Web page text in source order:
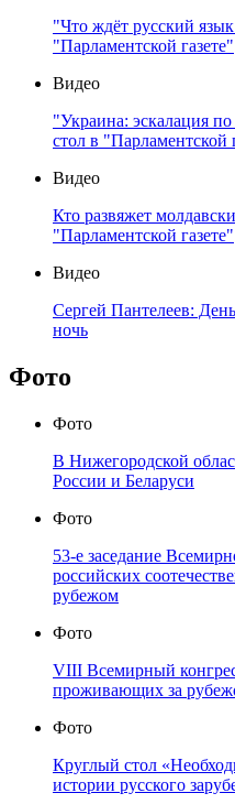
"Что ждёт русский
"Парламентской газете"
Видео
"Украина: эскалация
стол в "Парламентской
Видео
Кто развяжет
"Парламентской газете"
Видео
Сергей Пантелеев:
ночь
Фото
Фото
В Нижегородской
России и Беларуси
Фото
53-е заседание
российских
рубежом
Фото
VIII Всемирный
проживающих за
Фото
Круглый стол
истории русского